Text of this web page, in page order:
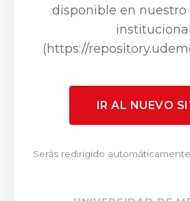
disponible en nuestro
institucional
(https://
IR AL NUEVO
Serás redirigido automáticamente